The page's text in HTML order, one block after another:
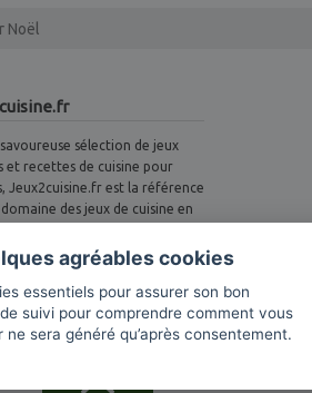
Noël
savoureuse sélection de jeux
et recettes de cuisine pour
Jeux2cuisine.fr est la référence
des jeux de cuisine en
chaque semaine ! Deviens un
marmiton et amuse-toi bien :)
agréables cookies
essentiels pour assurer son bon
suivi pour comprendre comment vous
sera généré qu’après consentement.